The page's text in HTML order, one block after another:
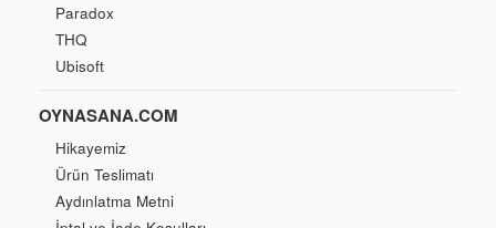
Paradox
THQ
Ubisoft
OYNASANA.COM
Hikayemiz
Ürün Teslimatı
Aydınlatma Metni